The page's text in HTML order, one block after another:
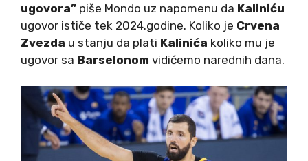
ugovora” piše Mondo uz napomenu da Kaliniću
ugovor ističe tek 2024.godine. Koliko je Crvena
Zvezda u stanju da plati Kalinića koliko mu je
ugovor sa Barselonom vidićemo narednih dana.